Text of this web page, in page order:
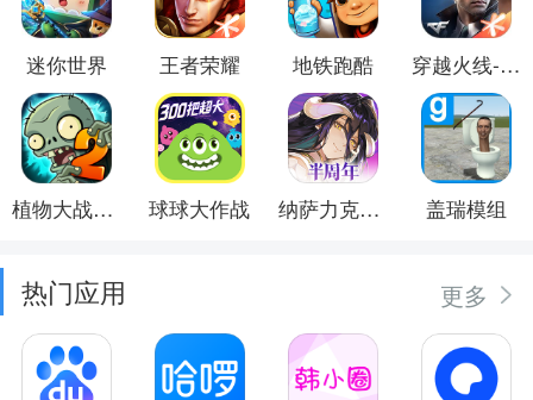
迷你世界 王者荣耀 地铁跑酷 穿越火线-枪战王者
植物大战僵尸2 球球大作战 纳萨力克之王 盖瑞模组
热门应用 更多